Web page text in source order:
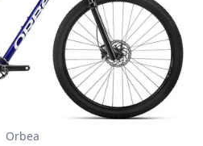
Orbea